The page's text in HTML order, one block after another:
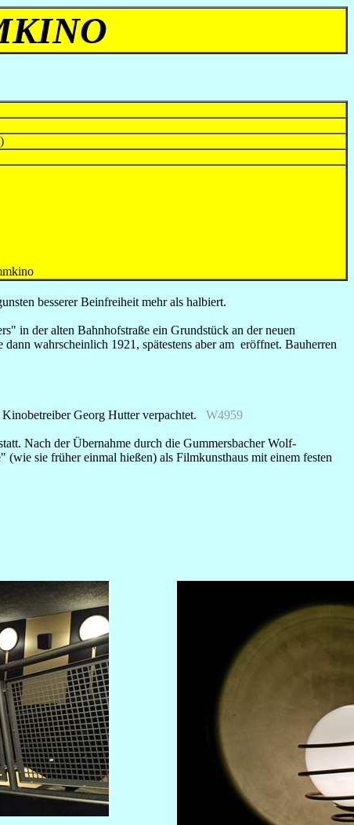
besserer Beinfreiheit mehr als halbiert.
in der alten Bahnhofstraße ein Grundstück an der neuen
wahrscheinlich 1921, spätestens aber am eröffnet. Bauherren
Georg Hutter verpachtet. W4959
Nach der Übernahme durch die Gummersbacher Wolf-
sie früher einmal hießen) als Filmkunsthaus mit einem festen